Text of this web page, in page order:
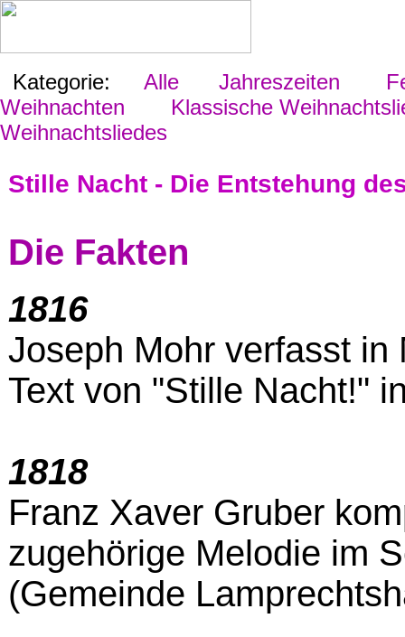
Kategorie: Alle Jahreszeiten
Weihnachten
Klassische
Weihnachtsliedes
Stille Nacht - Die Entstehung
Die Fakten
1816
Joseph Mohr verfasst in
Text von "Stille Nacht!"
1818
Franz Xaver Gruber
zugehörige Melodie im
(Gemeinde